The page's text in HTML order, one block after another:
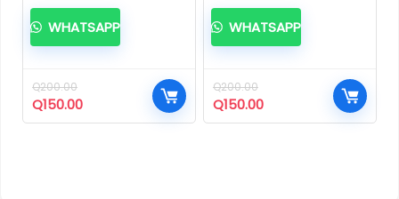
Q200.00
El
precio
Q150.00El
precio
WHATSAPP
Q200.00
El
precio
Q150.00El
precio
WHATSAPP